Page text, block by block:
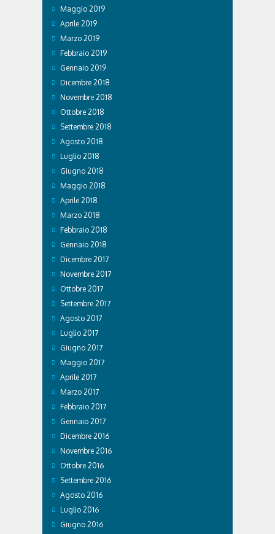
Maggio 2019
Aprile 2019
Marzo 2019
Febbraio 2019
Gennaio 2019
Dicembre 2018
Novembre 2018
Ottobre 2018
Settembre 2018
Agosto 2018
Luglio 2018
Giugno 2018
Maggio 2018
Aprile 2018
Marzo 2018
Febbraio 2018
Gennaio 2018
Dicembre 2017
Novembre 2017
Ottobre 2017
Settembre 2017
Agosto 2017
Luglio 2017
Giugno 2017
Maggio 2017
Aprile 2017
Marzo 2017
Febbraio 2017
Gennaio 2017
Dicembre 2016
Novembre 2016
Ottobre 2016
Settembre 2016
Agosto 2016
Luglio 2016
Giugno 2016